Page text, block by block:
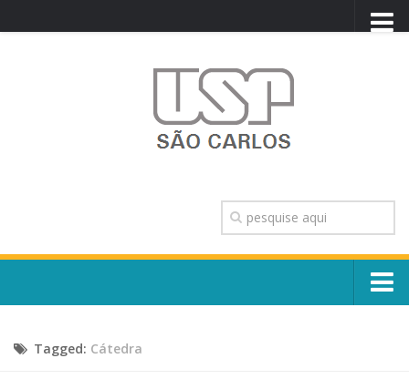
TRANSPARÊNCIA
OUVIDORIA
CONTATO
Escola, Institutos e Órgãos
Tagged: Cátedra